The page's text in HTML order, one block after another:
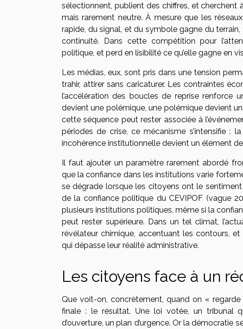
sélectionnent, publient des chiffres, et cherchent
mais rarement neutre. À mesure que les
rapide, du signal, et du symbole gagne du
continuité. Dans cette compétition pour
politique, et perd en lisibilité ce qu’elle gagne en
Les médias, eux, sont pris dans une tension
trahir, attirer sans caricaturer. Les contraintes
l’accélération des boucles de reprise renforce
devient une polémique, une polémique devient
cette séquence peut rester associée à
périodes de crise, ce mécanisme s’intensifie :
incohérence institutionnelle devient un élément
Il faut ajouter un paramètre rarement abordé
que la confiance dans les institutions varie
se dégrade lorsque les citoyens ont le
de la confiance politique du CEVIPOF (vague
plusieurs institutions politiques, même si la
peut rester supérieure. Dans un tel climat,
révélateur chimique, accentuant les contours,
qui dépasse leur réalité administrative.
Les citoyens face à un
Que voit-on, concrètement, quand on «
finale : le résultat. Une loi votée, un tribunal
d’ouverture, un plan d’urgence. Or la démocratie